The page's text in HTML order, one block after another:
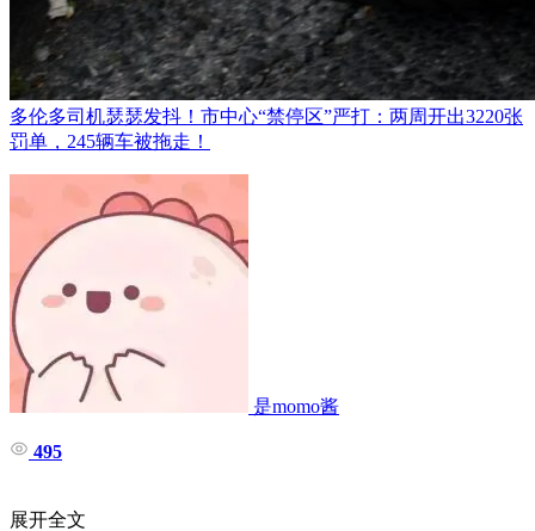
多伦多司机瑟瑟发抖！市中心“禁停区”严打：两周开出3220张
罚单，245辆车被拖走！
是momo酱
495
展开全文